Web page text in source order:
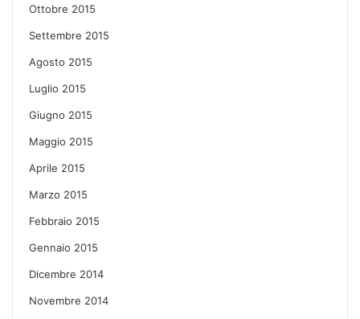
Ottobre 2015
Settembre 2015
Agosto 2015
Luglio 2015
Giugno 2015
Maggio 2015
Aprile 2015
Marzo 2015
Febbraio 2015
Gennaio 2015
Dicembre 2014
Novembre 2014